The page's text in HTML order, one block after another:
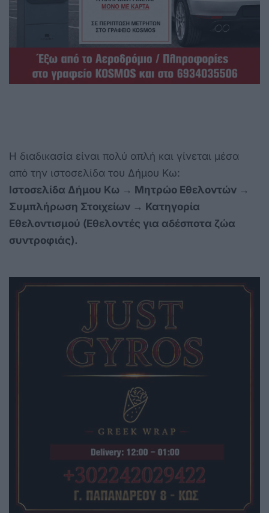
Η διαδικασία είναι πολύ απλή και γίνεται μέσα
από την ιστοσελίδα του Δήμου Κω:
Ιστοσελίδα Δήμου Κω → Μητρώο Εθελοντών →
Συμπλήρωση Στοιχείων → Κατηγορία
Εθελοντισμού (Εθελοντές για αδέσποτα ζώα
συντροφιάς).